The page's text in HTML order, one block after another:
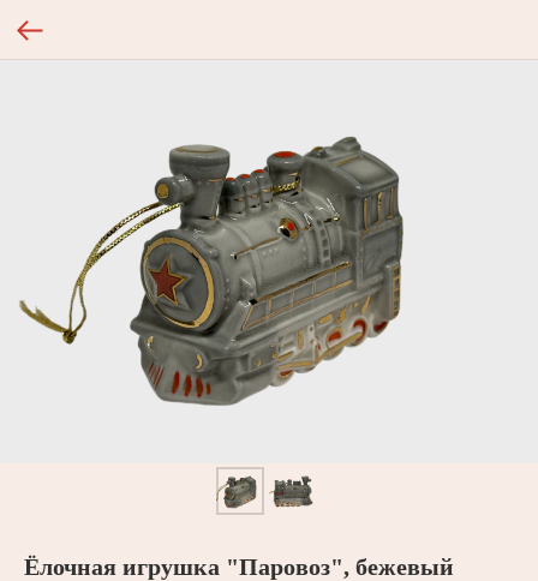
Ёлочная игрушка "Паровоз", бежевый